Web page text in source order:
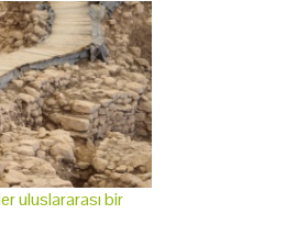
uluslararası bir